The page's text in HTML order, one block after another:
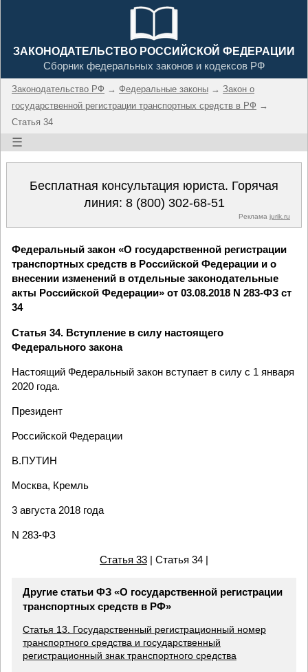
ЗАКОНОДАТЕЛЬСТВО РОССИЙСКОЙ ФЕДЕРАЦИИ
Сборник федеральных законов и кодексов РФ
Законодательство РФ → Федеральные законы → Закон о
государственной регистрации транспортных средств в РФ →
Статья 34
☰
Бесплатная консультация юриста. Горячая
линия: 8 (800) 302-68-51
Реклама jurik.ru
Федеральный закон «О государственной регистрации
транспортных средств в Российской Федерации и о
внесении изменений в отдельные законодательные
акты Российской Федерации» от 03.08.2018 N 283-ФЗ ст
34
Статья 34. Вступление в силу настоящего
Федерального закона
Настоящий Федеральный закон вступает в силу с 1 января
2020 года.
Президент
Российской Федерации
В.ПУТИН
Москва, Кремль
3 августа 2018 года
N 283-ФЗ
Статья 33| Статья 34 |
Другие статьи ФЗ «О государственной регистрации
транспортных средств в РФ»
Статья 13. Государственный регистрационный номер
транспортного средства и государственный
регистрационный знак транспортного средства